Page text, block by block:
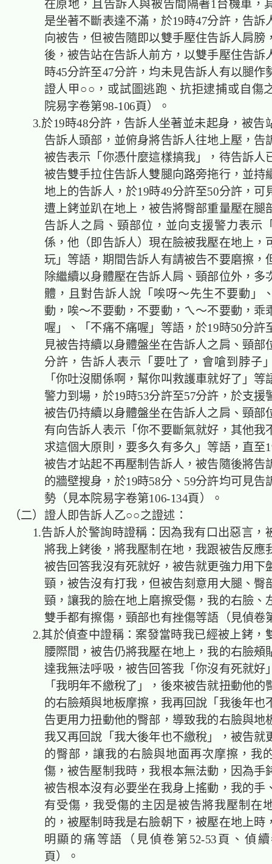
在原地，且告訴人與被告間隔著1台機車，
是坐著不斷表達不滿，於19時47分許，告訴
向被告，但被告隨即以雙手壓住告訴人肩膀
後，被告站在告訴人前方，以雙手壓住告訴
時45分許至47分許，均未見告訴人有以腿作
證人甲○○，或試圖逃跑、抗拒逮捕或自傷
院易字卷第98-106頁）。
3.於19時48分許，告訴人坐著並未起身，被告
告訴人頭部，並俯身將告訴人往地上壓，告
被告表示「你憑什麼這樣搞我」，待告訴人
被告雙手拉住告訴人雙腿向路旁拖行，並持
地上的告訴人，於19時49分許至50分許，可
遭上銬並趴在地上，被告將臀部重量壓在腿
告訴人之肩、頸部位，並向支援警力表示
係，他（即告訴人）現在臉被我壓在地上，
玩」等語，期間告訴人有請被告不要磨擦，
除繼續以身體壓在告訴人肩、頸部位外，多
體，且對告訴人說「唉呀～先生不要動」
動，唉～不要動，不要動，ㄟ～不要動，乖
喔」、「不痛不痛喔」等語，於19時50分許
見被告持續以身體盤坐在告訴人之肩、頸部
分許，告訴人表示「要吐了，會嗆到脖子
「你吐沒關係啊，幫你叫救護車就好了」等
警力到場，於19時53分許至57分許，於支援
被告仍持續以身體盤坐在告訴人之肩、頸部
有向告訴人表示「你不要斷氣就好，其他我
求這個大原則，要多久有多久」等語，直至
被告才站起不再壓制告訴人，被告隨後將告
的牆壁搜身，於19時58分、59分許均可見告
勢（見本院易字卷第106-134頁）。
（二）證人即告訴人乙○○之證述：
1.告訴人於警詢時證稱：因為我有口出惡言，
將我上銬後，將我壓制在地，我跟被告反應
被告回答我沒有死就好，被告就更強力用下
頸，被告沒有打我，但被告刻意用大腿、臀
頸，讓我的臉在地上磨擦受傷，我的右臉、
雙手都有擦傷，頸部也有挫傷等語（見偵卷
2.其於偵查中證稱：案發當時我已經被上銬，
腰際間，被告仍將我壓在地上，我的右臉頰
達我無法呼吸，被告回答我「你沒有死就好
「我明年不繳稅了」，後來被告就扭動他的
的右臉頰與地板摩擦，我再回說「我後年也
告更用力扭動他的臀部，導致我的右臉與地
我又再回說「我大後年也不繳稅」，被告就
的臀部，讓我的右臉與地面再次摩擦，我
傷，被告壓制我時，我根本無法動，因為手
被告根本沒有必要坐在我身上搖動，我的手
有受傷，我受傷的主因是被告將我壓制在
的，被壓制時我是右臉朝下，被壓在地上時
明顯的痛等語（見偵卷第52-53頁、偵
頁）。